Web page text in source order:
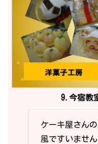
9.今宿
ケーキ屋さん
風ですいません